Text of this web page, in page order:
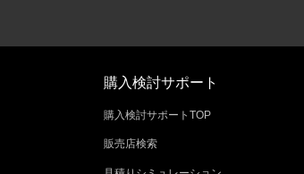
購入検討サポート
購入検討サポートTOP
販売店検索